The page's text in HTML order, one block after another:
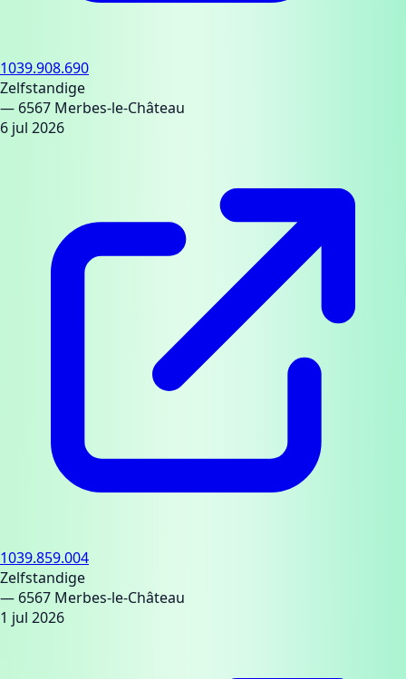
1039.908.690
Zelfstandige
— 6567 Merbes-le-Château
6 jul 2026
1039.859.004
Zelfstandige
— 6567 Merbes-le-Château
1 jul 2026